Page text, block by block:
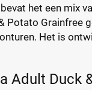
het een mix
Potato Grainfree
Het is
Adult Duck